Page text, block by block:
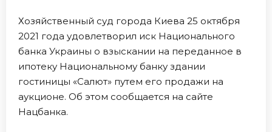
Хозяйственный суд города Киева 25 октября
2021 года удовлетворил иск Национального
банка Украины о взыскании на переданное в
ипотеку Национальному банку здании
гостиницы «Салют» путем его продажи на
аукционе. Об этом сообщается на сайте
Нацбанка.